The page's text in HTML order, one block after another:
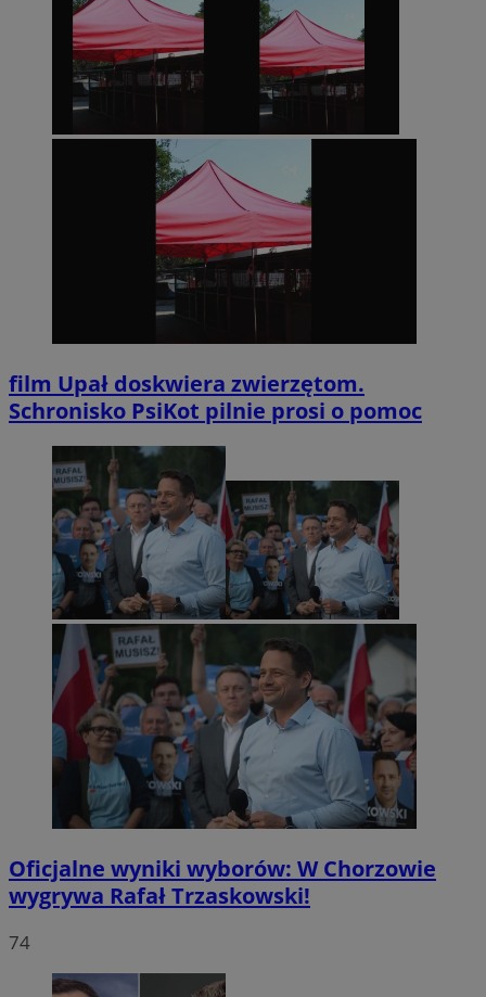
film Upał doskwiera zwierzętom.
Schronisko PsiKot pilnie prosi o pomoc
Oficjalne wyniki wyborów: W Chorzowie
wygrywa Rafał Trzaskowski!
74